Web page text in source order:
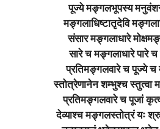
पूज्ये मङ्गलभूपस्य
मङ्गलाधिष्टातृदेवि
संसार मङ्गलाधारे
सारे च मङ्गलाधारे पारे च
प्रतिमङ्गलवारे च पूज्ये
स्तोत्रेणानेन शम्भुश्च स्तुत्वा
प्रतिमङ्गलवारे च पूजां
देव्याश्च मङ्गलस्तोत्रं यः